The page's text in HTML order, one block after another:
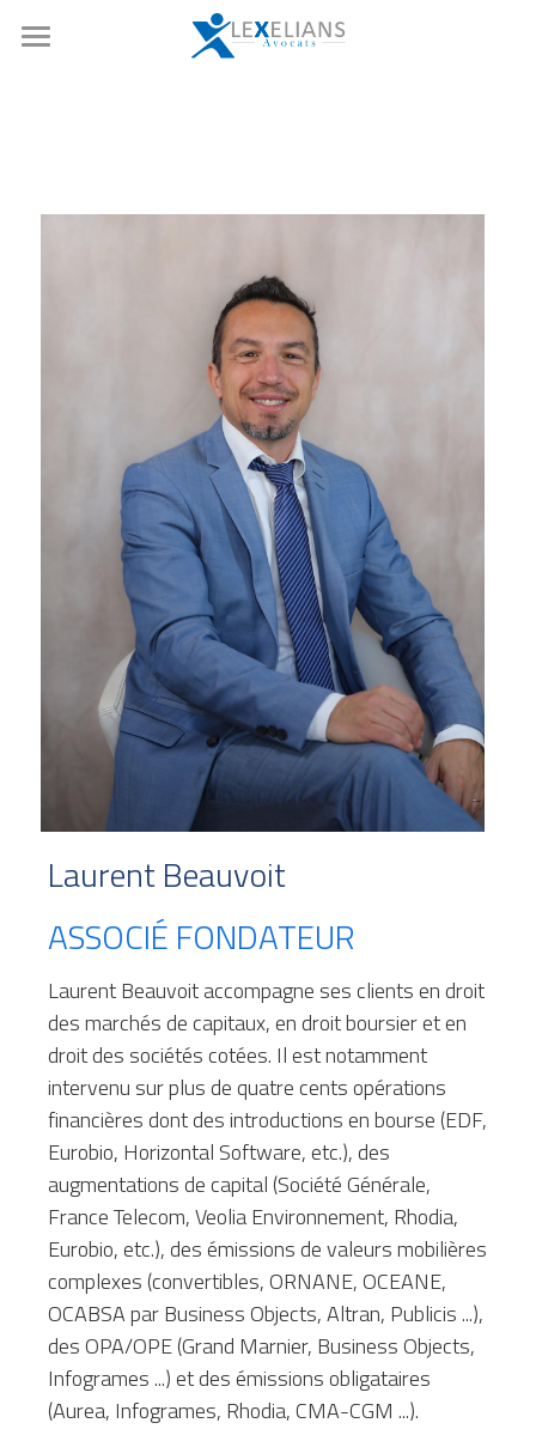
Fusion-acquisition
Droit de la copropriété
Contact
Rechercher
+33 1 77 32 65 86
contact@lexelians.com
Contact
Laurent Beauvoit
ASSOCIÉ FONDATEUR
Laurent Beauvoit accompagne ses clients en droit
des marchés de capitaux, en droit boursier et en
droit des sociétés cotées. Il est notamment
intervenu sur plus de quatre cents opérations
financières dont des introductions en bourse (EDF,
Eurobio, Horizontal Software, etc.), des
augmentations de capital (Société Générale,
France Telecom, Veolia Environnement, Rhodia,
Eurobio, etc.), des émissions de valeurs mobilières
complexes (convertibles, ORNANE, OCEANE,
OCABSA par Business Objects, Altran, Publicis ...),
des OPA/OPE (Grand Marnier, Business Objects,
Infogrames ...) et des émissions obligataires
(Aurea, Infogrames, Rhodia, CMA-CGM ...).